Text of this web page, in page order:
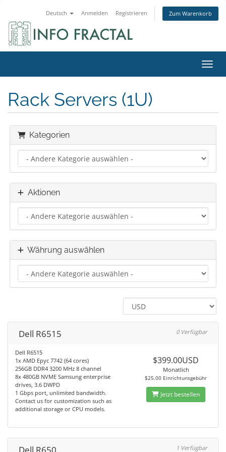
Deutsch Anmelden Registrieren Zum Warenkorb
Rack Servers (1U)
Kategorien
Aktionen
Währung auswählen
Dell R6515 0 Verfügbar
Dell R6515
1x AMD Epyc 7742 (64 cores)
256GB DDR4 3200 MHz 8 channel
8x 480GB NVME Samsung enterprise
drives, 3.6 DWPD
1 Gbps port, unlimited bandwidth.
Contact us for customization such as
additional storage or CPU models.
$399.00USD
Monatlich
$25.00 Einrichtunsgebühr
Jetzt bestellen
1 Verfügbar